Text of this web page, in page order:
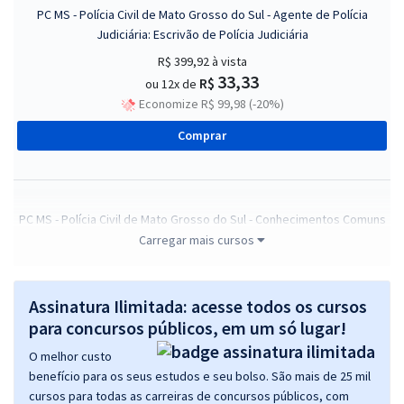
PC MS - Polícia Civil de Mato Grosso do Sul - Agente de Polícia
Judiciária: Escrivão de Polícia Judiciária
R$ 399,92à vista
ou 12x de R$ 33,33
Economize R$ 99,98 (-20%)
Comprar
PC MS - Polícia Civil de Mato Grosso do Sul - Conhecimentos Comuns
para os Cargos de Agente de Polícia Judiciária: Escrivão de Polícia
R$ 327,92à vista
ou 12x de R$27,33
Economize R$ 81,98 (-20%)
Comprar
Carregar mais cursos
Assinatura Ilimitada: acesse todos os cursos
para concursos públicos, em um só lugar!
O melhor custo
benefício para os seus estudos e seu bolso. São mais de 25 mil
cursos para todas as carreiras de concursos públicos, com